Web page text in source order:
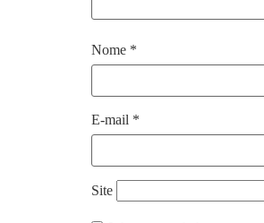
Nome *
E-mail *
Site